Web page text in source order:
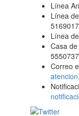
Línea
Línea
5169017
Línea
Casa
Correo